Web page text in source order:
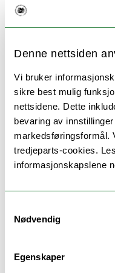
Denne nettsiden
Vi bruker
sikre best mulig
nettsidene. Dette
bevaring av
markedsføringsformål.
tredjeparts-cookies.
informasjonskapslene
Nødvendig
Egenskaper
Forsker
befolkningen i
godt oppmøte.
gjort en stor
møte opp i like
på å forbedre
har uttalt at
i landet har
øvrige